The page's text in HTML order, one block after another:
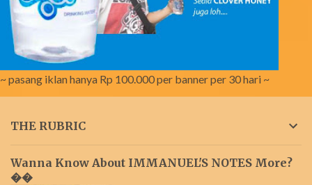
~ pasang iklan hanya Rp 100.000 per banner per 30 hari ~
THE RUBRIC
Wanna Know About IMMANUEL'S NOTES More?
��